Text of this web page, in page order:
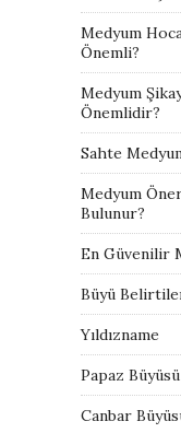
Medyum
Önemli?
Medyum
Önemlidir?
Sahte
Medyum
Bulunur?
En Güvenilir
Büyü
Yıldızname
Papaz Büyüsü
Canbar